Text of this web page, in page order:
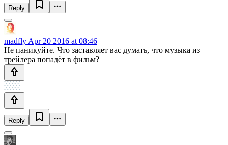
Reply
madfly Apr 20 2016 at 08:46
Не паникуйте. Что заставляет вас думать, что музыка из
трейлера попадёт в фильм?
Reply